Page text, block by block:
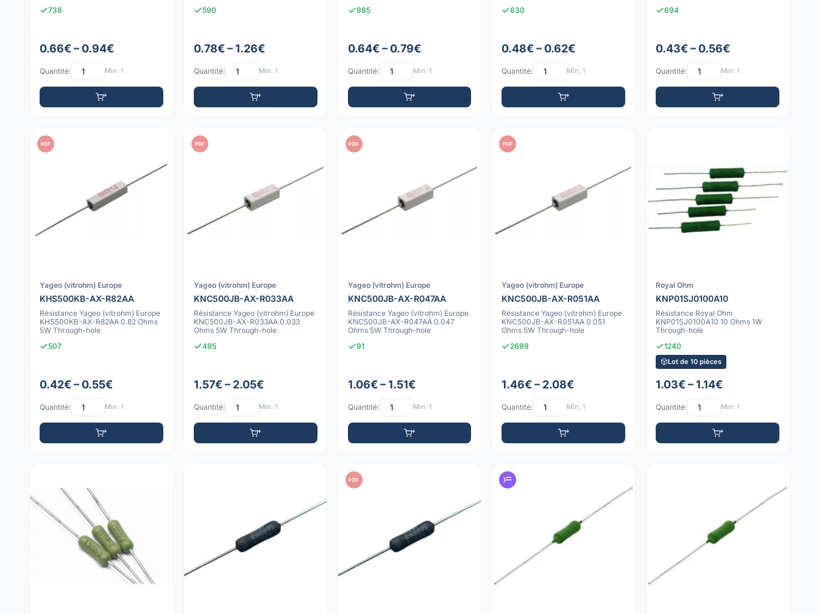
738
0.66€ – 0.94€
Quantité: Min: 1
590
0.78€ – 1.26€
Quantité: Min: 1
985
0.64€ – 0.79€
Quantité: Min: 1
630
0.48€ – 0.62€
Quantité: Min: 1
694
0.43€ – 0.56€
Quantité: Min: 1
PDF
Yageo (vitrohm) Europe
KHS500KB-AX-R82AA
Résistance Yageo (vitrohm) Europe
KHS500KB-AX-R82AA 0.82 Ohms
5W Through-hole
507
0.42€ – 0.55€
Quantité: Min: 1
PDF
Yageo (vitrohm) Europe
KNC500JB-AX-R033AA
Résistance Yageo (vitrohm) Europe
KNC500JB-AX-R033AA 0.033
Ohms 5W Through-hole
495
1.57€ – 2.05€
Quantité: Min: 1
PDF
Yageo (vitrohm) Europe
KNC500JB-AX-R047AA
Résistance Yageo (vitrohm) Europe
KNC500JB-AX-R047AA 0.047
Ohms 5W Through-hole
91
1.06€ – 1.51€
Quantité: Min: 1
PDF
Yageo (vitrohm) Europe
KNC500JB-AX-R051AA
Résistance Yageo (vitrohm) Europe
KNC500JB-AX-R051AA 0.051
Ohms 5W Through-hole
2699
1.46€ – 2.08€
Quantité: Min: 1
Royal Ohm
KNP01SJ0100A10
Résistance Royal Ohm
KNP01SJ0100A10 10 Ohms 1W
Through-hole
1240
Lot de 10 pièces
1.03€ – 1.14€
Quantité: Min: 1
PDF